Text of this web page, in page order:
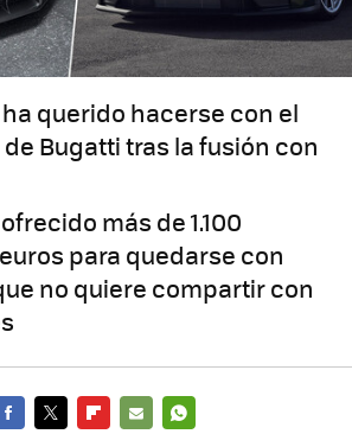
querido hacerse con el
Bugatti tras la fusión con
más de 1.100
para quedarse con
no quiere compartir con